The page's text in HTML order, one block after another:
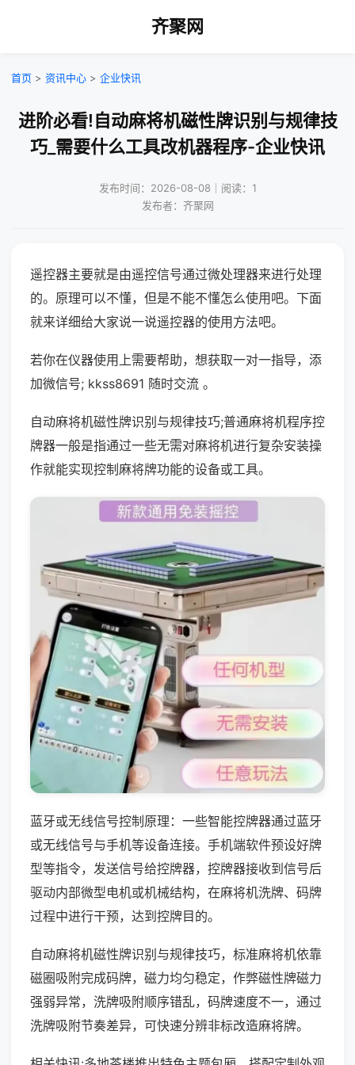
齐聚网
首页 > 资讯中心 > 企业快讯
进阶必看!自动麻将机磁性牌识别与规律技
巧_需要什么工具改机器程序-企业快讯
发布时间：2026-08-08｜阅读：1
发布者：齐聚网
遥控器主要就是由遥控信号通过微处理器来进行处理
的。原理可以不懂，但是不能不懂怎么使用吧。下面
就来详细给大家说一说遥控器的使用方法吧。
若你在仪器使用上需要帮助，想获取一对一指导，添
加微信号; kkss8691 随时交流 。
自动麻将机磁性牌识别与规律技巧;普通麻将机程序控
牌器一般是指通过一些无需对麻将机进行复杂安装操
作就能实现控制麻将牌功能的设备或工具。
蓝牙或无线信号控制原理：一些智能控牌器通过蓝牙
或无线信号与手机等设备连接。手机端软件预设好牌
型等指令，发送信号给控牌器，控牌器接收到信号后
驱动内部微型电机或机械结构，在麻将机洗牌、码牌
过程中进行干预，达到控牌目的。
自动麻将机磁性牌识别与规律技巧，标准麻将机依靠
磁圈吸附完成码牌，磁力均匀稳定，作弊磁性牌磁力
强弱异常，洗牌吸附顺序错乱，码牌速度不一，通过
洗牌吸附节奏差异，可快速分辨非标改造麻将牌。